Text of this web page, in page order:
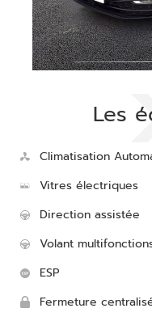
Les
Climatisation
Vitres électriques
Direction assistée
Volant
ESP
Fermeture